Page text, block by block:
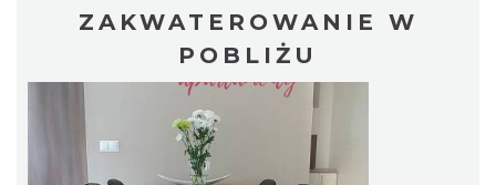
ZAKWATEROWANIE W
POBLIŻU